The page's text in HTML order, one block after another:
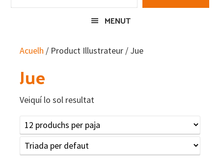
MENUT
Acuelh / Product Illustrateur / Jue
Jue
Veiquí lo sol resultat